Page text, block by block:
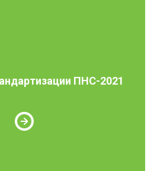
ПНС-2021